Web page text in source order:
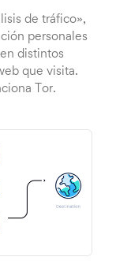
de tráfico»,
personales
distintos
que visita.
Tor.